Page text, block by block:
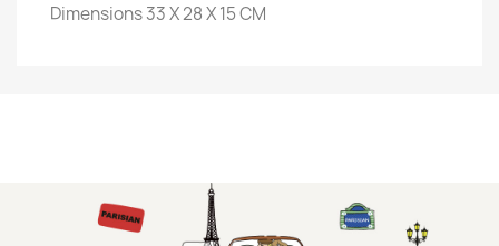
Dimensions 33 X 28 X 15 CM